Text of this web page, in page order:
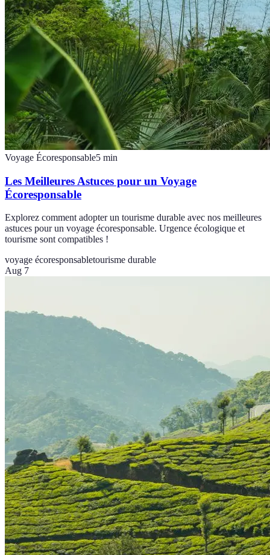
Voyage Écoresponsable5 min
Les Meilleures Astuces pour un Voyage
Écoresponsable
Explorez comment adopter un tourisme durable avec nos meilleures
astuces pour un voyage écoresponsable. Urgence écologique et
tourisme sont compatibles !
voyage écoresponsabletourisme durable
Aug 7